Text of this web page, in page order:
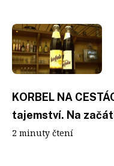
KORBEL NA
tajemství. Na
2 minuty čtení